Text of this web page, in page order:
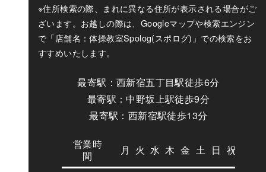
※住所検索の際、まれに異なる住所が表示される場合がご
ざいます。お越しの際は、Googleマップや検索エンジン
で「店舗名：体操教室Spolog(スポログ)」での検索をお
すすめいたします。
最寄駅：西新宿五丁目駅徒歩6分
最寄駅：中野坂上駅徒歩9分
最寄駅：西新宿駅徒歩13分
営業時
間
月 火 水 木 金 土 日 祝